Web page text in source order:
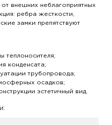
внешних неблагоприятных
ребра жесткости,
замки препятствуют
теплоносителя;
конденсата;
трубопровода;
осадков;
эстетичный вид.